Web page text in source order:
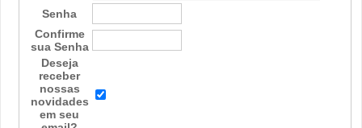
Senha
Confirme
sua Senha
Deseja
receber
nossas
novidades
em seu